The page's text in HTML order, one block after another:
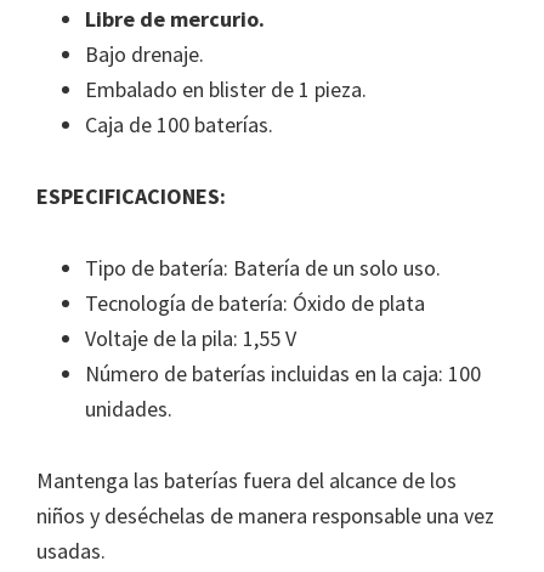
Libre de mercurio.
Bajo drenaje.
Embalado en blister de 1 pieza.
Caja de 100 baterías.
ESPECIFICACIONES:
Tipo de batería: Batería de un solo uso.
Tecnologí­a de batería: Óxido de plata
Voltaje de la pila: 1,55 V
Número de baterías incluidas en la caja: 100
unidades.
Mantenga las baterías fuera del alcance de los
niños y deséchelas de manera responsable una vez
usadas.